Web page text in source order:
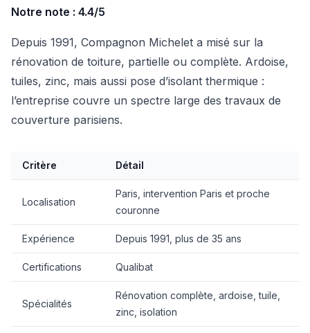
Notre note : 4.4/5
Depuis 1991, Compagnon Michelet a misé sur la
rénovation de toiture, partielle ou complète. Ardoise,
tuiles, zinc, mais aussi pose d’isolant thermique :
l’entreprise couvre un spectre large des travaux de
couverture parisiens.
Critère Détail
Localisation
Paris, intervention Paris et proche
couronne
Expérience Depuis 1991, plus de 35 ans
Certifications Qualibat
Spécialités
Rénovation complète, ardoise, tuile,
zinc, isolation